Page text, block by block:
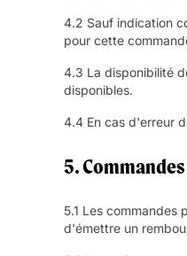
4.2 Sauf indication
pour cette
4.3 La disponibilité
disponibles.
4.4 En cas d'erreur
5.
5.1 Les commandes
d'émettre un